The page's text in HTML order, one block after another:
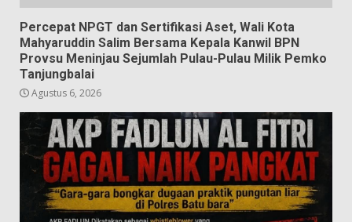
Percepat NPGT dan Sertifikasi Aset, Wali Kota
Mahyaruddin Salim Bersama Kepala Kanwil BPN
Provsu Meninjau Sejumlah Pulau-Pulau Milik Pemko
Tanjungbalai
Agustus 6, 2026